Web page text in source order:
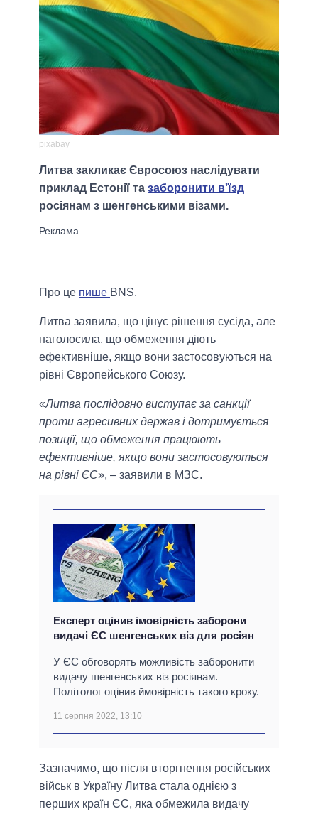
pixabay
Литва закликає Євросоюз наслідувати
приклад Естонії та заборонити в'їзд
росіянам з шенгенськими візами.
Про це пише BNS.
Литва заявила, що цінує рішення сусіда, але
наголосила, що обмеження діють
ефективніше, якщо вони застосовуються на
рівні Європейського Союзу.
«Литва послідовно виступає за санкції
проти агресивних держав і дотримується
позиції, що обмеження працюють
ефективніше, якщо вони застосовуються
на рівні ЄС», – заявили в МЗС.
Експерт оцінив імовірність заборони
видачі ЄС шенгенських віз для росіян
У ЄС обговорять можливість заборонити
видачу шенгенських віз росіянам.
Політолог оцінив ймовірність такого кроку.
11 серпня 2022, 13:10
Зазначимо, що після вторгнення російських
військ в Україну Литва стала однією з
перших країн ЄС, яка обмежила видачу